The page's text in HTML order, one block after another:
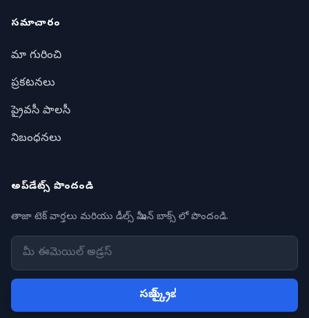
సమాచారం
మా గురించి
ప్రకటనలు
ప్రైవసీ పాలసీ
నిబంధనలు
అప్‌డేట్స్ పొందండి
తాజా టెక్ వార్తలు మరియు డీల్స్ మీ ఇన్ బాక్స్ లో పొందండి.
సబ్ స్క్రైబ్